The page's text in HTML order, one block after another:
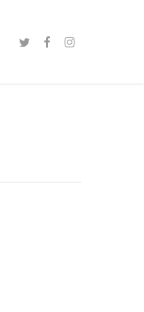
twitterfacebookinstagram